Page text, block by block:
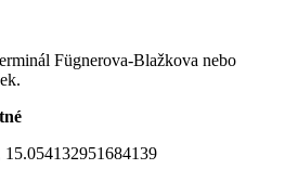
Fügnerova-Blažkova nebo